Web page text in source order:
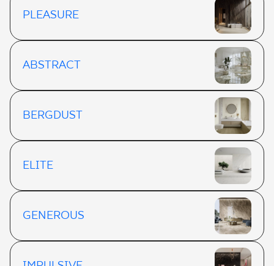
PLEASURE
ABSTRACT
BERGDUST
ELITE
GENEROUS